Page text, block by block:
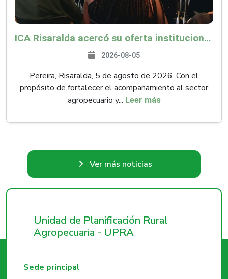
ICA Risaralda acercó su oferta institucional a productores y emprendedores en Expocamello
2026-08-05
Pereira, Risaralda, 5 de agosto de 2026. Con el
propósito de fortalecer el acompañamiento al sector
agropecuario y... Leer más
Ver más noticias
Unidad de Planificación Rural
Agropecuaria - UPRA
Sede principal